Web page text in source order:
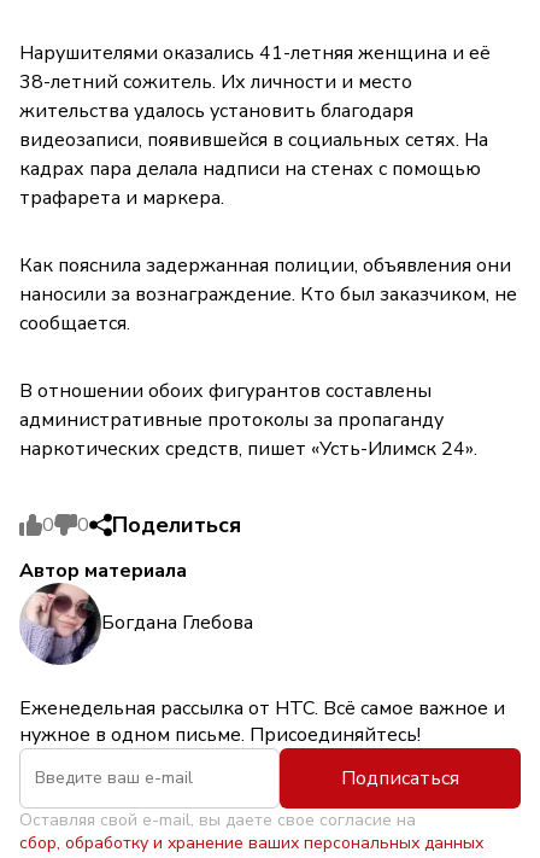
Нарушителями оказались 41-летняя женщина и её
38-летний сожитель. Их личности и место
жительства удалось установить благодаря
видеозаписи, появившейся в социальных сетях. На
кадрах пара делала надписи на стенах с помощью
трафарета и маркера.
Как пояснила задержанная полиции, объявления они
наносили за вознаграждение. Кто был заказчиком, не
сообщается.
В отношении обоих фигурантов составлены
административные протоколы за пропаганду
наркотических средств, пишет «Усть-Илимск 24».
0 0 Поделиться
Автор материала
Богдана Глебова
Еженедельная рассылка от НТС. Всё самое важное и
нужное в одном письме. Присоединяйтесь!
Подписаться
Оставляя свой e-mail, вы даете свое согласие на
сбор, обработку и хранение ваших персональных данных